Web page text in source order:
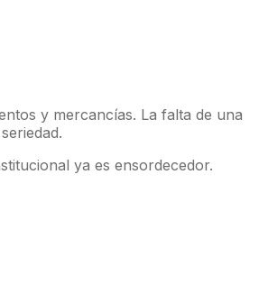
y mercancías. La falta de una
ya es ensordecedor.